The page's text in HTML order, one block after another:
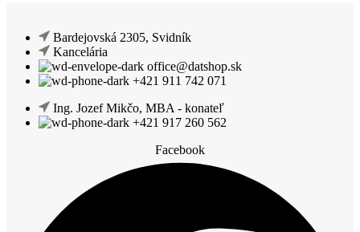
variantov.
Možnosti
si
môžete
na
stránke
Bardejovská 2305, Svidník
Kancelária
office@datshop.sk
+421 911 742 071
Ing. Jozef Mikčo, MBA - konateľ
+421 917 260 562
Facebook